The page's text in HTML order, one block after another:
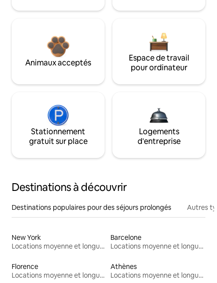
Animaux acceptés
Espace de travail
pour ordinateur
Stationnement
gratuit sur place
Logements
d'entreprise
Destinations à découvrir
Destinations populaires pour des séjours prolongés Autres
New York
Locations moyenne et longue durée
Barcelone
Locations moyenne et longue durée
Florence
Locations moyenne et longue durée
Athènes
Locations moyenne et longue durée